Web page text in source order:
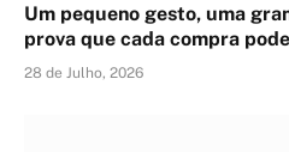
Um pequeno gesto, uma
prova que cada compra
28 de Julho, 2026